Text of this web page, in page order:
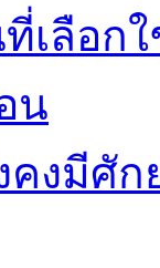
ที่เลือ
น
คงมีศั